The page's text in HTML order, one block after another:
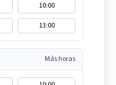
10:00
13:00
Más horas